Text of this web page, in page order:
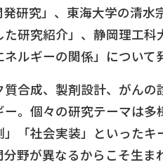
研究」、東海大学の清
研究紹介」、静岡理工
ルギーの関係」について
合成、製剤設計、がん
。個々の研究テーマは
「社会実装」といった
分野が異なるからこそ生